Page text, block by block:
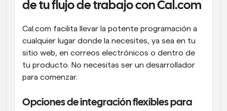
de tu flujo de trabajo con Cal.com
Cal.com facilita llevar la potente programación a
cualquier lugar donde la necesites, ya sea en tu
sitio web, en correos electrónicos o dentro de
tu producto. No necesitas ser un desarrollador
para comenzar.
Opciones de integración flexibles para